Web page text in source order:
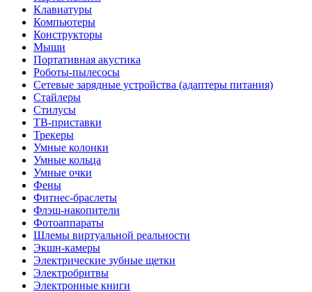
Клавиатуры
Компьютеры
Конструкторы
Мыши
Портативная акустика
Роботы-пылесосы
Сетевые зарядные устройства (адаптеры питания)
Стайлеры
Стилусы
ТВ-приставки
Трекеры
Умные колонки
Умные кольца
Умные очки
Фены
Фитнес-браслеты
Флэш-накопители
Фотоаппараты
Шлемы виртуальной реальности
Экшн-камеры
Электрические зубные щетки
Электробритвы
Электронные книги